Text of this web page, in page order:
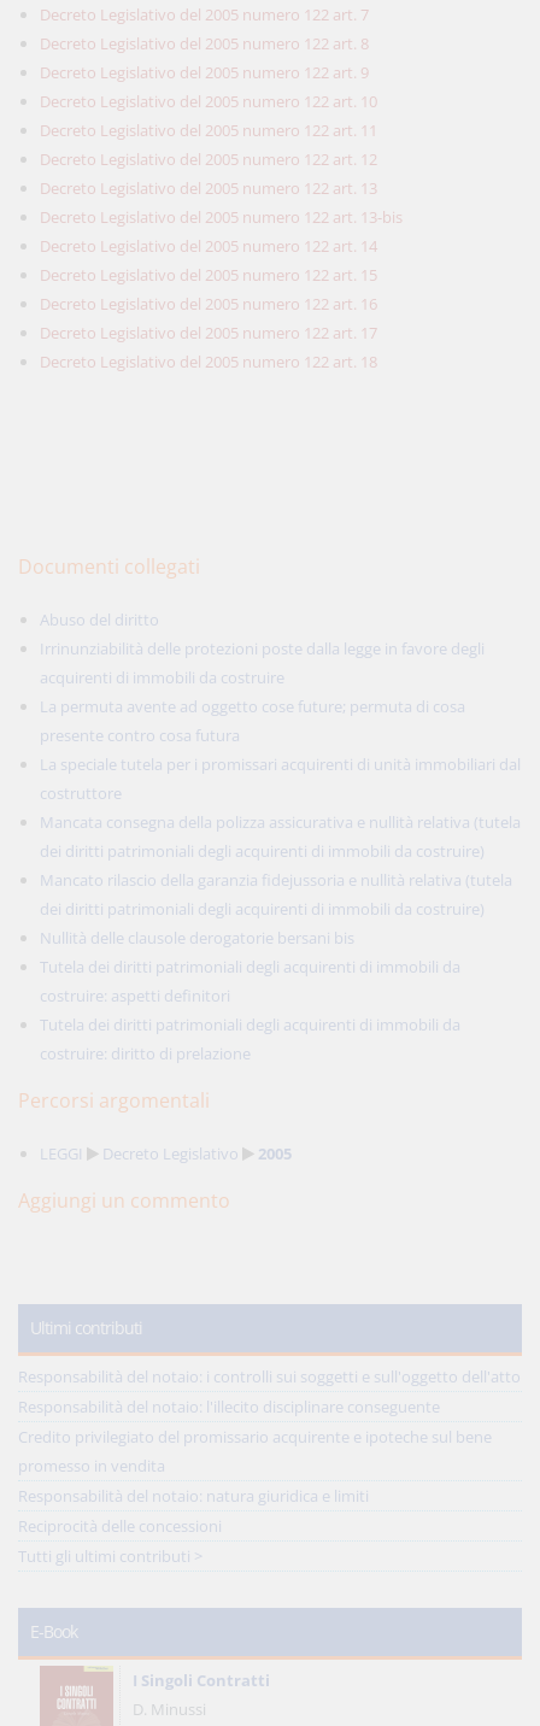
Decreto Legislativo del 2005 numero 122 art. 7
Decreto Legislativo del 2005 numero 122 art. 8
Decreto Legislativo del 2005 numero 122 art. 9
Decreto Legislativo del 2005 numero 122 art. 10
Decreto Legislativo del 2005 numero 122 art. 11
Decreto Legislativo del 2005 numero 122 art. 12
Decreto Legislativo del 2005 numero 122 art. 13
Decreto Legislativo del 2005 numero 122 art. 13-bis
Decreto Legislativo del 2005 numero 122 art. 14
Decreto Legislativo del 2005 numero 122 art. 15
Decreto Legislativo del 2005 numero 122 art. 16
Decreto Legislativo del 2005 numero 122 art. 17
Decreto Legislativo del 2005 numero 122 art. 18
Documenti collegati
Abuso del diritto
Irrinunziabilità delle protezioni poste dalla legge in favore degli
acquirenti di immobili da costruire
La permuta avente ad oggetto cose future; permuta di cosa
presente contro cosa futura
La speciale tutela per i promissari acquirenti di unità immobiliari dal
costruttore
Mancata consegna della polizza assicurativa e nullità relativa (tutela
dei diritti patrimoniali degli acquirenti di immobili da costruire)
Mancato rilascio della garanzia fidejussoria e nullità relativa (tutela
dei diritti patrimoniali degli acquirenti di immobili da costruire)
Nullità delle clausole derogatorie bersani bis
Tutela dei diritti patrimoniali degli acquirenti di immobili da
costruire: aspetti definitori
Tutela dei diritti patrimoniali degli acquirenti di immobili da
costruire: diritto di prelazione
Percorsi argomentali
LEGGI Decreto Legislativo 2005
Aggiungi un commento
Ultimi contributi
Responsabilità del notaio: i controlli sui soggetti e sull'oggetto dell'atto
Responsabilità del notaio: l'illecito disciplinare conseguente
Credito privilegiato del promissario acquirente e ipoteche sul bene
promesso in vendita
Responsabilità del notaio: natura giuridica e limiti
Reciprocità delle concessioni
Tutti gli ultimi contributi >
E-Book
I Singoli Contratti
D. Minussi